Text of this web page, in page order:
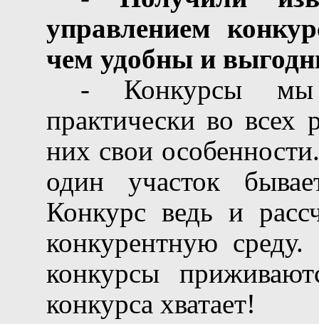
управлением
чем удобны и
- Конкурсы мы
практически во всех
них свои
один участок
Конкурс ведь и
конкурентную
конкурсы
конкурса хватает!